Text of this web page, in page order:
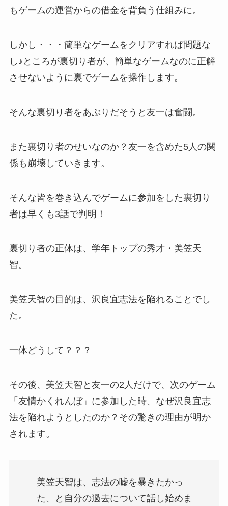
もゲームの運営からの借金を背負う仕組みに。
しかし・・・簡単なゲームをクリアすれば問題な
し♪ところが裏切り者が、簡単なゲームなのに正解
させないように裏でゲームを操作します。
そんな裏切り者をあぶりだそうと友一は奮闘。
また裏切り者のせいなのか？友一を含めた5人の関
係も崩壊していきます。
そんな皆を巻き込んでゲームに参加をした裏切り
者は早くも3話で判明！
裏切り者の正体は、学年トップの秀才・美笠天
智。
美笠天智の目的は、沢良宜志法を陥れることでし
た。
一体どうして？？？
その後、美笠天智と友一の2人だけで、次のゲーム
「友情かくれんぼ」に参加した時、なぜ沢良宜志
法を陥れようとしたのか？その驚きの理由が明か
されます。
美笠天智は、志法の嘘を暴きたかっ
た、と自分の過去について話し始めま